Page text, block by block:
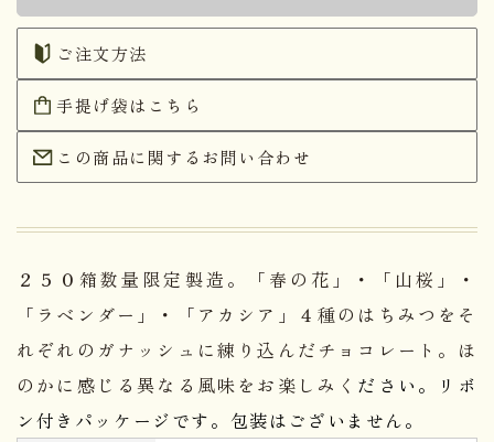
ご注文方法
手提げ袋はこちら
この商品に関するお問い合わせ
２５０箱数量限定製造。「春の花」・「山桜」・
「ラベンダー」・「アカシア」４種のはちみつをそ
れぞれのガナッシュに練り込んだチョコレート。ほ
のかに感じる異なる風味をお楽しみく ださい。リボ
ン付きパッケージです。包装はございません。